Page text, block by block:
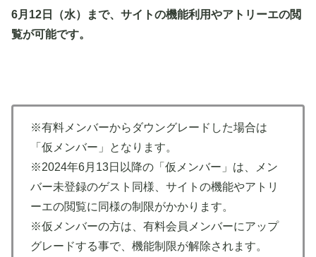
6月12日（水）まで、サイトの機能利用やアトリーエの閲
覧が可能です。
※有料メンバーからダウングレードした場合は
「仮メンバー」となります。
※2024年6月13日以降の「仮メンバー」は、メン
バー未登録のゲスト同様、サイトの機能やアトリ
ーエの閲覧に同様の制限がかかります。
※仮メンバーの方は、有料会員メンバーにアップ
グレードする事で、機能制限が解除されます。